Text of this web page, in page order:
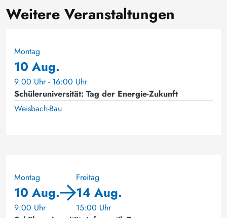
Weitere Veranstaltungen
Montag
10 Aug.
9:00 Uhr - 16:00 Uhr
Schüleruniversität: Tag der Energie-Zukunft
Weisbach-Bau
Montag
10 Aug.
9:00 Uhr
Freitag
14 Aug.
15:00 Uhr